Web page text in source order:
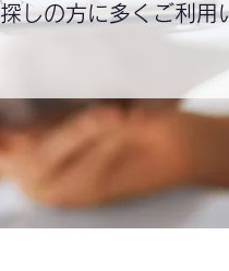
しの方に多くご利用